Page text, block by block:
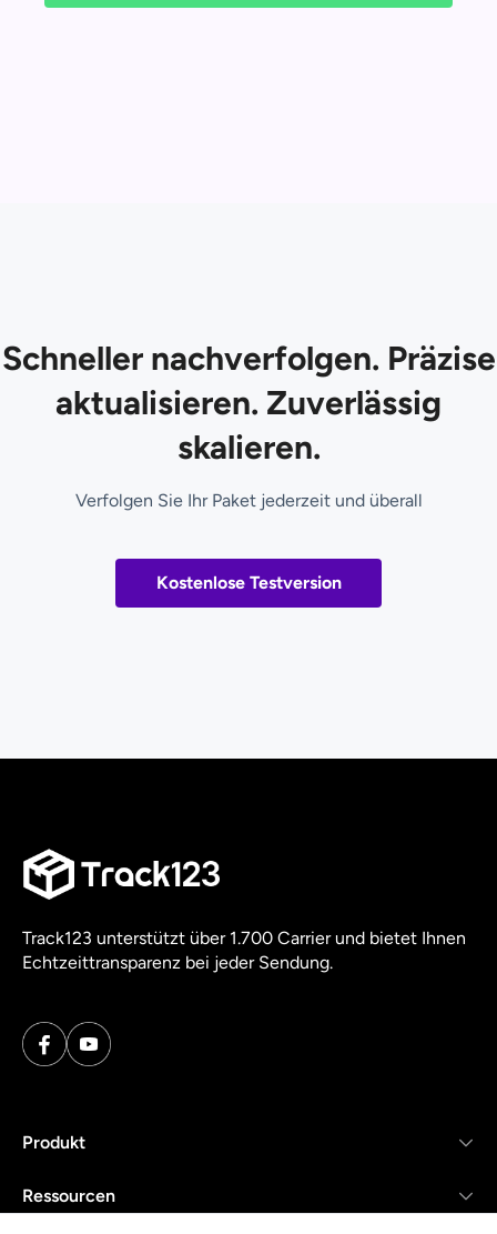
Schneller nachverfolgen. Präzise
aktualisieren. Zuverlässig
skalieren.
Verfolgen Sie Ihr Paket jederzeit und überall
Kostenlose Testversion
Track123 unterstützt über 1.700 Carrier und bietet Ihnen
Echtzeittransparenz bei jeder Sendung.
Produkt
Ressourcen